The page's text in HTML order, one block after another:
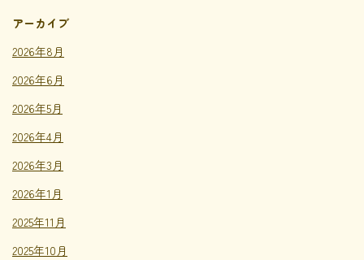
アーカイブ
2026年8月
2026年6月
2026年5月
2026年4月
2026年3月
2026年1月
2025年11月
2025年10月